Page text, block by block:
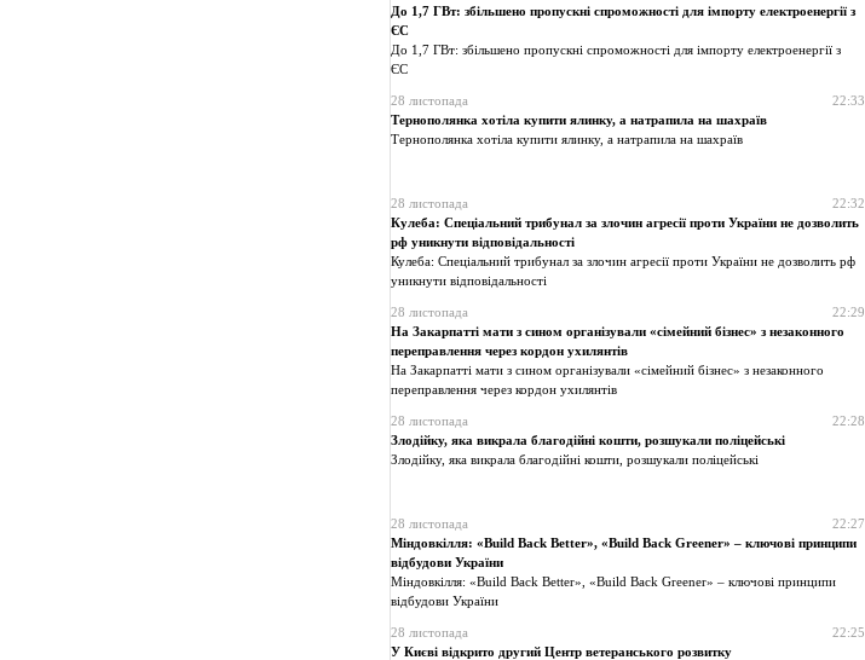
До 1,7 ГВт: збільшено пропускні спроможності для імпорту електроенергії з
ЄС
До 1,7 ГВт: збільшено пропускні спроможності для імпорту електроенергії з
ЄС
28 листопада
22:33
Тернополянка хотіла купити ялинку, а натрапила на шахраїв
Тернополянка хотіла купити ялинку, а натрапила на шахраїв
28 листопада
22:32
Кулеба: Спеціальний трибунал за злочин агресії проти України не дозволить
рф уникнути відповідальності
Кулеба: Спеціальний трибунал за злочин агресії проти України не дозволить рф
уникнути відповідальності
28 листопада
22:29
На Закарпатті мати з сином організували «сімейний бізнес» з незаконного
переправлення через кордон ухилянтів
На Закарпатті мати з сином організували «сімейний бізнес» з незаконного
переправлення через кордон ухилянтів
28 листопада
22:28
Злодійку, яка викрала благодійні кошти, розшукали поліцейські
Злодійку, яка викрала благодійні кошти, розшукали поліцейські
28 листопада
22:27
Міндовкілля: «Build Back Better», «Вuild Вack Greener» – ключові принципи
відбудови України
Міндовкілля: «Build Back Better», «Вuild Вack Greener» – ключові принципи
відбудови України
28 листопада
22:25
У Києві відкрито другий Центр ветеранського розвитку